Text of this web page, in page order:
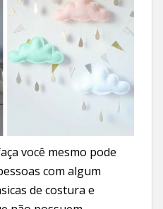
você mesmo pode
com algum
de costura e